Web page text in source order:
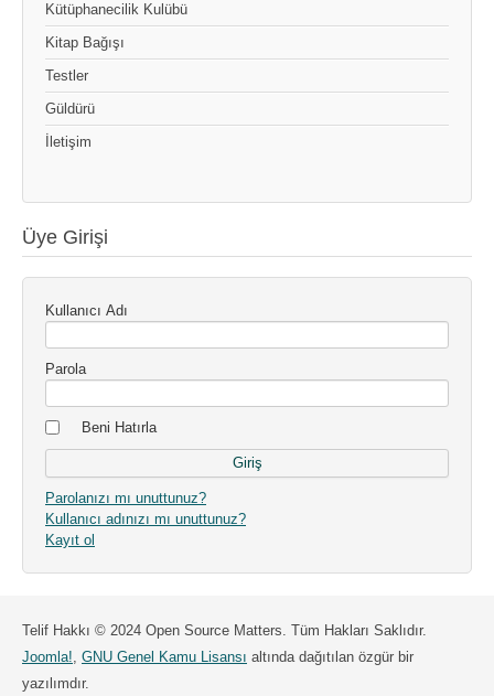
Kütüphanecilik Kulübü
Kitap Bağışı
Testler
Güldürü
İletişim
Üye Girişi
Kullanıcı Adı
Parola
Beni Hatırla
Parolanızı mı unuttunuz?
Kullanıcı adınızı mı unuttunuz?
Kayıt ol
Telif Hakkı © 2024 Open Source Matters. Tüm Hakları Saklıdır.
Joomla!, GNU Genel Kamu Lisansı altında dağıtılan özgür bir
yazılımdır.